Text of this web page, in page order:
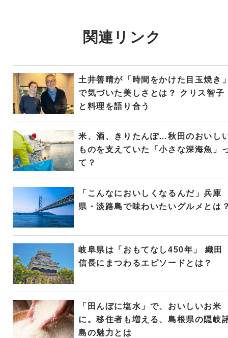
関連リンク
土井善晴が「時間をかけた目玉焼き
で気づいた美しさとは？ クリス智子
と料理を語り合う
米、酒、きりたんぽ…秋田のおいし
ものを支えていた「小さな深海魚」
て？
「こんなにおいしくなるんだ」兵庫
県・淡路島で味わいたいグルメとは
岐阜県は「おもてなし450年」 織田
信長にまつわるエピソードとは？
「田んぼに塩水」で、おいしいお米
に。移住者も増える、島根県の隠岐
島の魅力とは